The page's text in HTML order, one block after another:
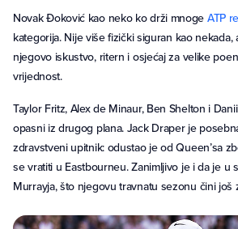
Novak Đoković kao neko ko drži mnoge ATP
kategorija. Nije više fizički siguran kao nekada,
njegovo iskustvo, ritern i osjećaj za velike
vrijednost.
Taylor Fritz, Alex de Minaur, Ben Shelton i
opasni iz drugog plana. Jack Draper je
zdravstveni upitnik: odustao je od Queen’sa
se vratiti u Eastbourneu. Zanimljivo je i da je u
Murrayja, što njegovu travnatu sezonu čini još